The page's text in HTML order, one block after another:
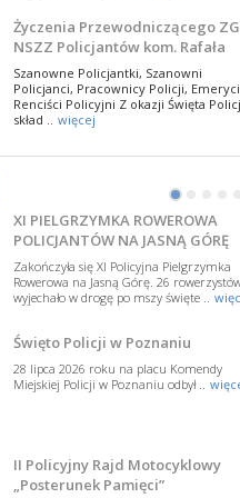
Życzenia Przewodniczącego ZG
NSZZ Policjantów kom. Rafała
Jankowskiego z okazji Święta
Policji 2026
Szanowne Policjantki, Szanowni
Policjanci, Pracownicy Policji,
Renciści Policyjni Z okazji Święta
skład .. więcej
NSZZ Policjantów: Policja nie
W przestrzeni publicznej po raz
pojawiły się wypowiedzi, które
w funkcjonariuszki i funkcjonariuszy
Policj .. więcej
Dodatkowe zarobkowanie
policjantów. NSZZP: obecne
zmiany przepisów regulujących
dodatkowej pracy zarobkowe .. więcej
Postępowanie dotyczące interwencji
Policji w miejscu zamieszkania red.
Tomasza Sakiewicza zostało
•••
W Biedrusku, pod Tablicą Pamiątkową
poświęconą starszemu sierżantowi Mar
.. więcej
50-lecie BOA. Zarząd Główny
Policjantów z uznaniem
formacji kontrterrorystycznej
Polskiego w Warszawie odbyła się
XI PIELGRZYMKA ROWEROWA
POLICJANTÓW NA JASNĄ GÓRĘ
Zakończyła się XI Policyjna Pielgrzymka
Rowerowa na Jasną Górę. 26
wyjechało w drogę po mszy święte ..
Święto Policji w Poznaniu
28 lipca 2026 roku na placu Komendy
Miejskiej Policji w Poznaniu odbył ..
II Policyjny Rajd Motocyklowy
„Posterunek Pamięci”